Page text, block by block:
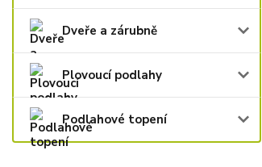
Dveře a zárubně
Plovoucí podlahy
Podlahové topení